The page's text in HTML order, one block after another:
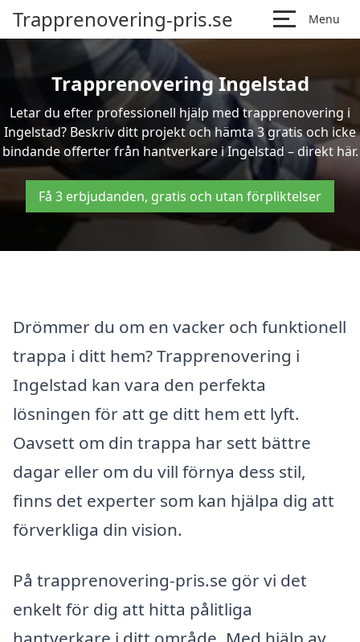
Trapprenovering-pris.se Menu
Trapprenovering Ingelstad
Letar du efter professionell hjälp med trapprenovering i
Ingelstad? Beskriv ditt projekt och hämta 3 gratis och icke
bindande offerter från hantverkare i Ingelstad – direkt här.
Få 3 erbjudanden, gratis och utan förpliktelser
Drömmer du om en vacker och funktionell
trappa i ditt hem? Trapprenovering i
Ingelstad kan vara den perfekta
lösningen för att ge ditt hem ett lyft.
Oavsett om din trappa har sett bättre
dagar eller om du vill förnya dess stil,
finns det experter som kan hjälpa dig att
förverkliga din vision.
På trapprenovering-pris.se gör vi det
enkelt för dig att hitta pålitliga